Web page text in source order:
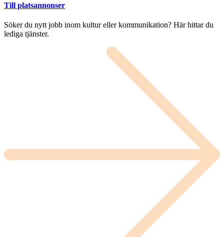
Till platsannonser
Söker du nytt jobb inom kultur eller kommunikation? Här hittar du
lediga tjänster.